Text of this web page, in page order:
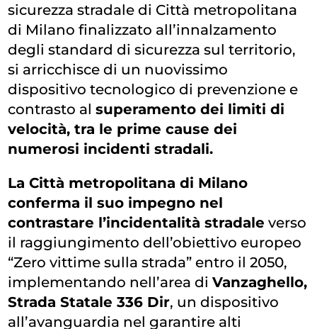
sicurezza stradale di Città metropolitana
di Milano finalizzato all’innalzamento
degli standard di sicurezza sul territorio,
si arricchisce di un nuovissimo
dispositivo tecnologico di prevenzione e
contrasto alsuperamento dei limiti di
velocità, tra le prime cause dei
numerosi incidenti stradali.
La Città metropolitana di Milano
conferma il suo impegno nel
contrastare l’incidentalità stradale verso
il raggiungimento dell’obiettivo europeo
“Zero vittime sulla strada” entro il 2050,
implementando nell’area diVanzaghello,
Strada Statale 336 Dir, un dispositivo
all’avanguardia nel garantire alti